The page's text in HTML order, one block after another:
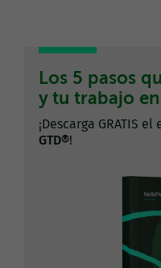
Los 5 pasos
y tu trabajo
¡Descarga GRATIS el
GTD®!